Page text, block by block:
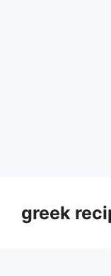
contentgreek